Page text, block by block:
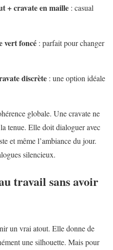
+ cravate en maille : casual
vert foncé : parfait pour changer
discrète : une option idéale
globale. Une cravate ne
tenue. Elle doit dialoguer avec
et même l’ambiance du jour.
silencieux.
travail sans avoir
un vrai atout. Elle donne de
une silhouette. Mais pour